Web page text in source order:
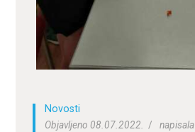
Novosti
Objavljeno 08.07.2022.